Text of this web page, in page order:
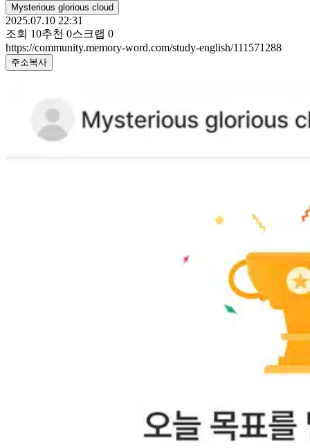
Mysterious glorious cloud
2025.07.10 22:31
조회 10추천 0스크랩 0
https://community.memory-word.com/study-english/111571288
주소복사